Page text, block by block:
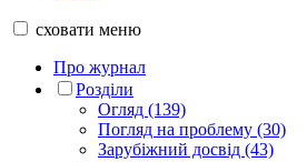
сховати меню
Про журнал
Розділи
Огляд (139)
Погляд на проблему (30)
Зарубіжний досвід (43)